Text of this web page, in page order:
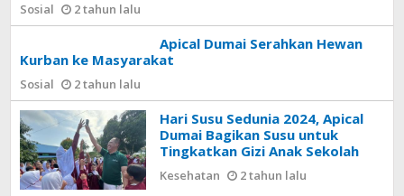
Sosial 2 tahun lalu
Apical Dumai Serahkan Hewan
Kurban ke Masyarakat
Sosial 2 tahun lalu
Hari Susu Sedunia 2024, Apical
Dumai Bagikan Susu untuk
Tingkatkan Gizi Anak Sekolah
Kesehatan 2 tahun lalu